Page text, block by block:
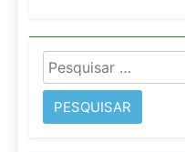
Pesquisar
por: